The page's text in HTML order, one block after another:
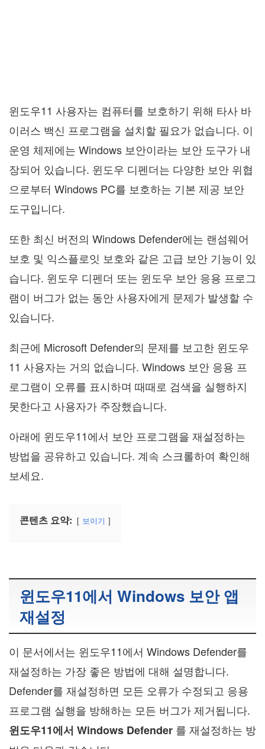
윈도우11 사용자는 컴퓨터를 보호하기 위해 타사 바
이러스 백신 프로그램을 설치할 필요가 없습니다. 이
운영 체제에는 Windows 보안이라는 보안 도구가 내
장되어 있습니다. 윈도우 디펜더는 다양한 보안 위협
으로부터 Windows PC를 보호하는 기본 제공 보안
도구입니다.
또한 최신 버전의 Windows Defender에는 랜섬웨어
보호 및 익스플로잇 보호와 같은 고급 보안 기능이 있
습니다. 윈도우 디펜더 또는 윈도우 보안 응용 프로그
램이 버그가 없는 동안 사용자에게 문제가 발생할 수
있습니다.
최근에 Microsoft Defender의 문제를 보고한 윈도우
11 사용자는 거의 없습니다. Windows 보안 응용 프
로그램이 오류를 표시하며 때때로 검색을 실행하지
못한다고 사용자가 주장했습니다.
아래에 윈도우11에서 보안 프로그램을 재설정하는
방법을 공유하고 있습니다. 계속 스크롤하여 확인해
보세요.
콘텐츠 요약: 보이기
윈도우11에서 Windows 보안 앱
재설정
이 문서에서는 윈도우11에서 Windows Defender를
재설정하는 가장 좋은 방법에 대해 설명합니다.
Defender를 재설정하면 모든 오류가 수정되고 응용
프로그램 실행을 방해하는 모든 버그가 제거됩니다.
윈도우11에서 Windows Defender 를 재설정하는 방